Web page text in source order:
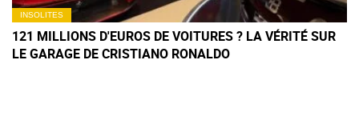
INSOLITES
121 MILLIONS D'EUROS DE VOITURES ? LA VÉRITÉ SUR
LE GARAGE DE CRISTIANO RONALDO